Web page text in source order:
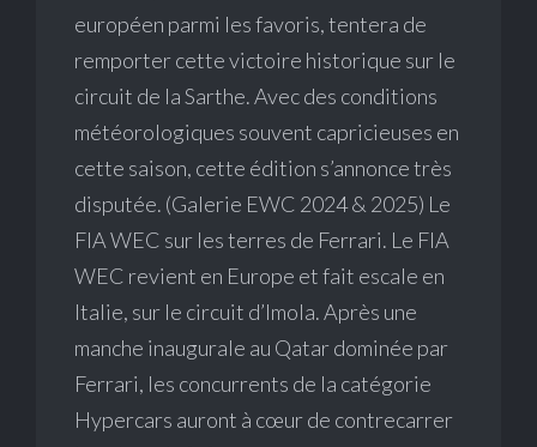
européen parmi les favoris, tentera de
remporter cette victoire historique sur le
circuit de la Sarthe. Avec des conditions
météorologiques souvent capricieuses en
cette saison, cette édition s’annonce très
disputée. (Galerie EWC 2024 & 2025) Le
FIA WEC sur les terres de Ferrari. Le FIA
WEC revient en Europe et fait escale en
Italie, sur le circuit d’Imola. Après une
manche inaugurale au Qatar dominée par
Ferrari, les concurrents de la catégorie
Hypercars auront à cœur de contrecarrer